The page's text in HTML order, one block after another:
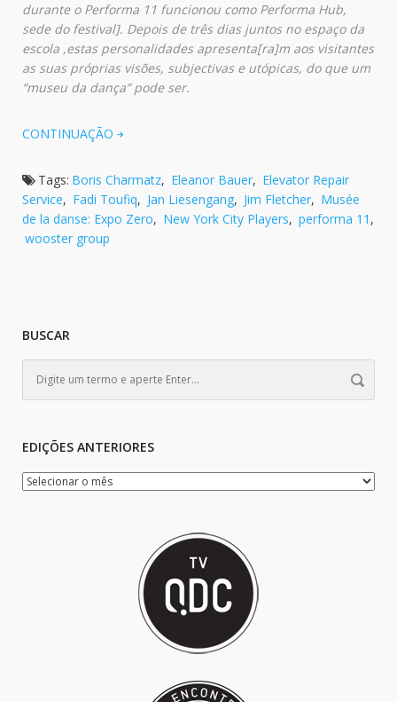
durante o Performa 11 funcionou como Performa Hub,
sede do festival]. Depois de três dias juntos no espaço da
escola ,estas personalidades apresenta[ra]m aos visitantes
as suas próprias visões, subjectivas e utópicas, do que um
“museu da dança” pode ser.
CONTINUAÇÃO
Tags: Boris Charmatz, Eleanor Bauer, Elevator Repair
Service, Fadi Toufiq, Jan Liesengang, Jim Fletcher, Musée
de la danse: Expo Zero, New York City Players, performa 11 ,
wooster group
BUSCAR
EDIÇÕES ANTERIORES